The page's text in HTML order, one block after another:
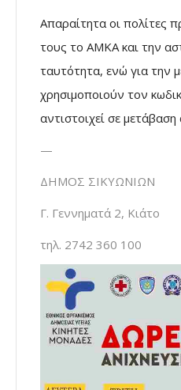
Απαραίτητα οι πολίτες
τους το ΑΜΚΑ και την
ταυτότητα, ενώ για την
χρησιμοποιούν τον
αντιστοιχεί σε
—
ΔΗΜΟΣ ΣΙΚΥΩΝΙΩΝ
Γ. Γεννηματά 2, Κιάτο
τηλ. 2742 360 100